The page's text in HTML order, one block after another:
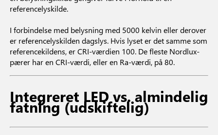
referencelyskilde.
I forbindelse med belysning med 5000 kelvin eller derover
er referencelyskilden dagslys. Hvis lyset er det samme som
referencekildens, er CRI-værdien 100. De fleste Nordlux-
pærer har en CRI-værdi, eller en Ra-værdi, på 80.
Integreret LED vs. almindelig
fatning (udskiftelig)